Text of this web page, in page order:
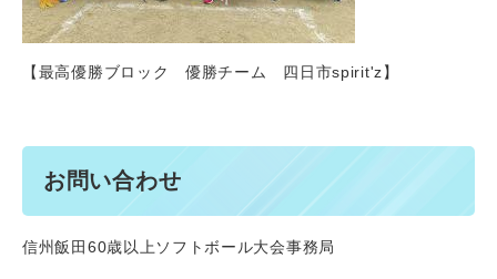
【最高優勝ブロック 優勝チーム 四日市spirit'z】
お問い合わせ
信州飯田60歳以上ソフトボール大会事務局